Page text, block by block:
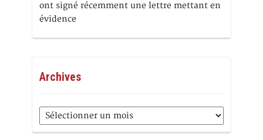
ont signé récemment une lettre mettant en
évidence
Archives
Archives